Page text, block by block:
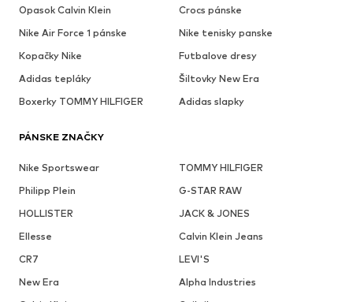
Opasok Calvin Klein
Crocs pánske
Nike Air Force 1 pánske
Nike tenisky panske
Kopačky Nike
Futbalove dresy
Adidas tepláky
Šiltovky New Era
Boxerky TOMMY HILFIGER
Adidas slapky
PÁNSKE ZNAČKY
Nike Sportswear
TOMMY HILFIGER
Philipp Plein
G-STAR RAW
HOLLISTER
JACK & JONES
Ellesse
Calvin Klein Jeans
CR7
LEVI'S
New Era
Alpha Industries